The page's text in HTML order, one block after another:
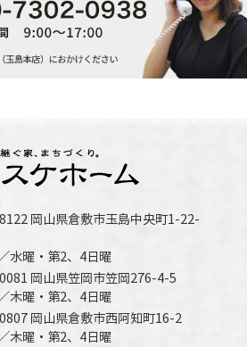
岡山県倉敷市玉島中央町1-22-
水曜・第2、4日曜
岡山県笠岡市笠岡276-4-5
木曜・第2、4日曜
岡山県倉敷市西阿知町16-2
木曜・第2、4日曜